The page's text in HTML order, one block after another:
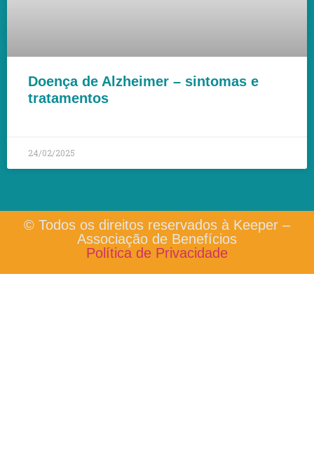
Doença de Alzheimer – sintomas e
tratamentos
24/02/2025
© Todos os direitos reservados à Keeper –
Associação de Benefícios
Política de Privacidade